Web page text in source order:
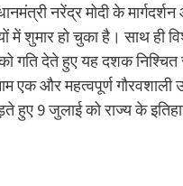
नरेंद्र मोदी के
में शुमार हो चुका है। साथ ही
गति देते हुए यह दशक निश्चित
एक और महत्वपूर्ण गौरवशाली
हुए 9 जुलाई को राज्य के